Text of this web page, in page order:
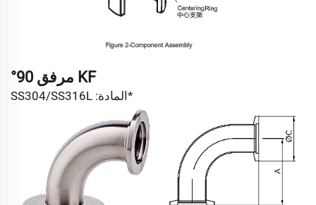
KF مرفق 90°
*المادة: SS304/SS316L